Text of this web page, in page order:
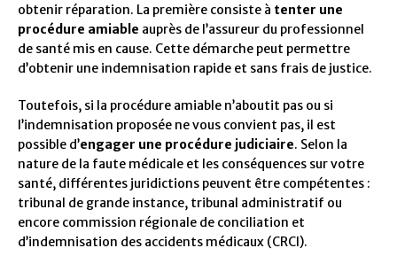
obtenir réparation. La première consiste à tenter une
procédure amiable auprès de l’assureur du professionnel
de santé mis en cause. Cette démarche peut permettre
d’obtenir une indemnisation rapide et sans frais de justice.
Toutefois, si la procédure amiable n’aboutit pas ou si
l’indemnisation proposée ne vous convient pas, il est
possible d’engager une procédure judiciaire. Selon la
nature de la faute médicale et les conséquences sur votre
santé, différentes juridictions peuvent être compétentes :
tribunal de grande instance, tribunal administratif ou
encore commission régionale de conciliation et
d’indemnisation des accidents médicaux (CRCI).